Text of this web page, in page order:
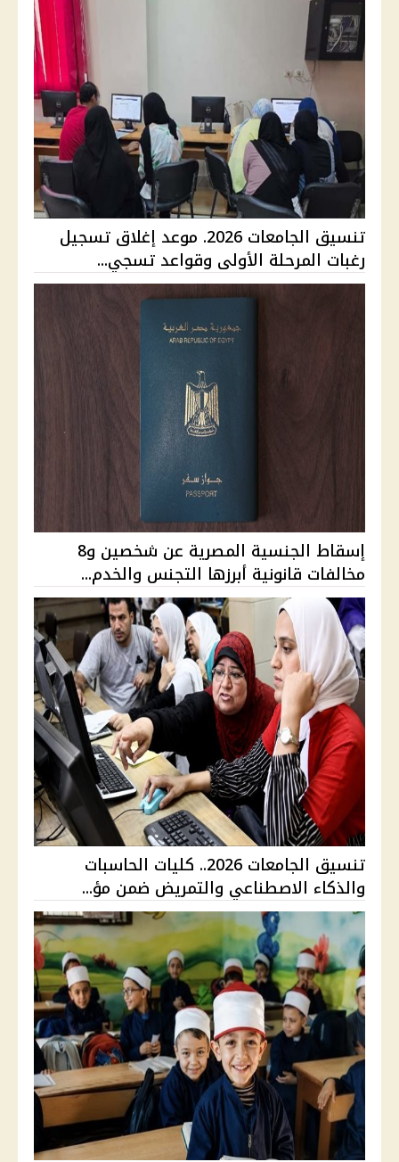
تنسيق الجامعات 2026. موعد إغلاق تسجيل
رغبات المرحلة الأولى وقواعد تسجي...
إسقاط الجنسية المصرية عن شخصين و8
مخالفات قانونية أبرزها التجنس والخدم...
تنسيق الجامعات 2026.. كليات الحاسبات
والذكاء الاصطناعي والتمريض ضمن مؤ...